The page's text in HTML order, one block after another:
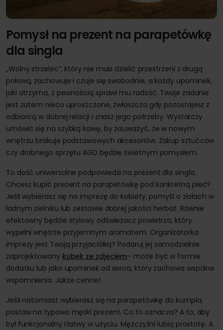
Pomysł na prezent na parapetówkę
dla singla
„Wolny strzelec”, który nie musi dzielić przestrzeni z drugą
połową, zachowuje i czuje się swobodnie, a każdy upominek,
jaki otrzyma, z pewnością sprawi mu radość. Twoje zadanie
jest zatem nieco uproszczone, zwłaszcza gdy pozostajesz z
odbiorcą w dobrej relacji i znasz jego potrzeby. Wystarczy
umówić się na szybką kawę, by zauważyć, że w nowym
wnętrzu brakuje podstawowych akcesoriów. Zakup sztućców
czy drobnego sprzętu AGD będzie świetnym pomysłem.
To dość uniwersalne podpowiedzi na prezent dla singla.
Chcesz kupić prezent na parapetówkę pod konkretną płeć?
Jeśli wybierasz się na imprezę do kobiety, pomyśl o ziołach w
ładnym zielniku lub zestawie dobrej jakości herbat. Równie
efektowny będzie stylowy odświeżacz powietrza, który
wypełni wnętrze przyjemnym aromatem. Organizatorka
imprezy jest Twoją przyjaciółką? Podaruj jej samodzielnie
zaprojektowany kubek ze zdjęciem– może być w formie
dodatku lub jako upominek od serca, który zachowa wspólne
wspomnienia. Jakże cenne!
Jeśli natomiast wybierasz się na parapetówkę do kumpla,
postaw na typowo męski prezent. Co to oznacza? A to, aby
był funkcjonalny i łatwy w użyciu. Mężczyźni lubią prostotę. A